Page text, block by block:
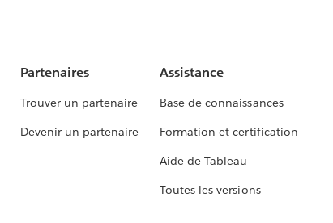
Partenaires
Trouver un partenaire
Devenir un partenaire
Assistance
Base de connaissances
Formation et certification
Aide de Tableau
Toutes les versions